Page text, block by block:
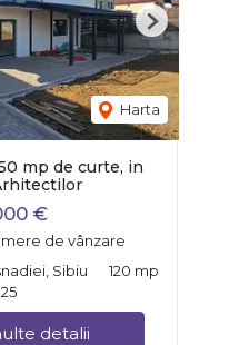
Harta
Next
mp de curte, in
€
de vânzare
Sibiu
120 mp
detalii